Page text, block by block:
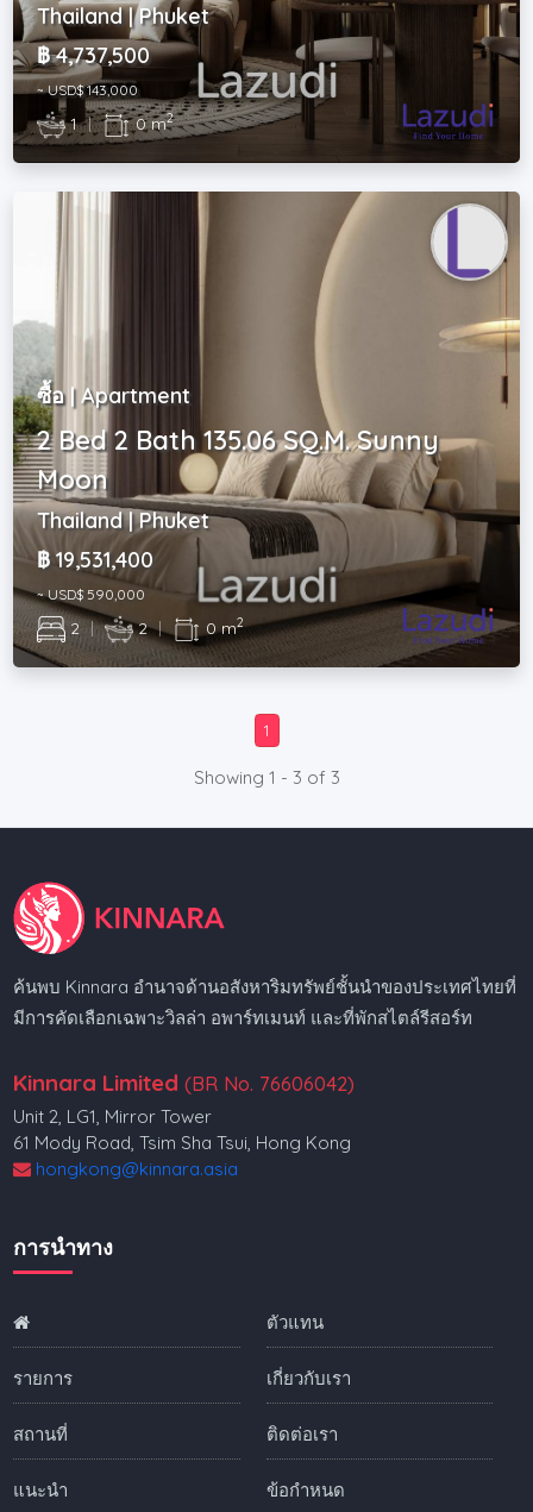
Thailand | Phuket
฿ 4,737,500
~ USD$ 143,000
1 | 0 m2
ซื้อ | Apartment
2 Bed 2 Bath 135.06 SQ.M. Sunny
Moon
Thailand | Phuket
฿ 19,531,400
~ USD$ 590,000
2 | 2 | 0 m2
1
Showing 1 - 3 of 3
ค้นพบ Kinnara อำนาจด้านอสังหาริมทรัพย์ชั้นนำของประเทศไทยที่
มีการคัดเลือกเฉพาะวิลล่า อพาร์ทเมนท์ และที่พักสไตล์รีสอร์ท
Kinnara Limited (BR No. 76606042)
Unit 2, LG1, Mirror Tower
61 Mody Road, Tsim Sha Tsui, Hong Kong
hongkong@kinnara.asia
การนำทาง
รายการ
สถานที่
แนะนำ
ตัวแทน
เกี่ยวกับเรา
ติดต่อเรา
ข้อกำหนด